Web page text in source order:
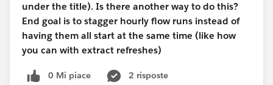
under the title). Is there another way to do this?
End goal is to stagger hourly flow runs instead of
having them all start at the same time (like how
you can with extract refreshes)
0 Mi piace
2 risposte